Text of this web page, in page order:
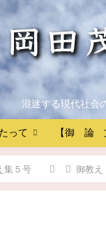
混迷する現代社会
って 【御 論
集５号 御教え